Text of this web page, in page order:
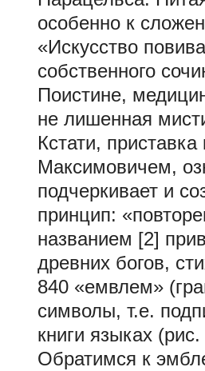
особенно к
«Искусство
собственного
Поистине,
не лишенная
Кстати,
Максимовичем,
подчеркивает и
принцип:
названием [2]
древних богов,
840 «емвлем»
символы, т.е.
книги языках
Обратимся к